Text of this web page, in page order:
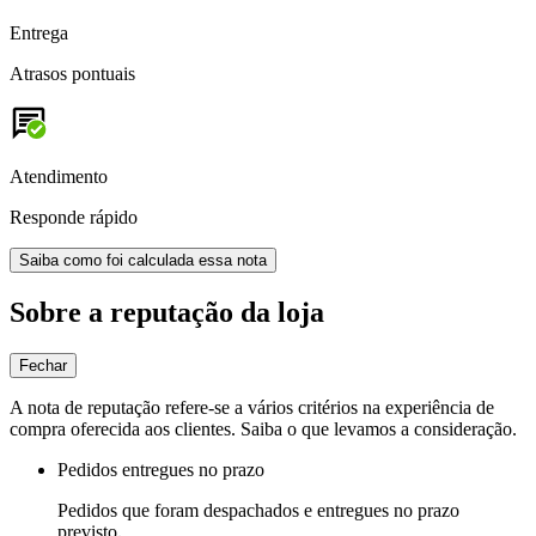
Entrega
Atrasos pontuais
Atendimento
Responde rápido
Saiba como foi calculada essa nota
Sobre a reputação da loja
Fechar
A nota de reputação refere-se a vários critérios na experiência de
compra oferecida aos clientes. Saiba o que levamos a consideração.
Pedidos entregues no prazo
Pedidos que foram despachados e entregues no prazo
previsto.